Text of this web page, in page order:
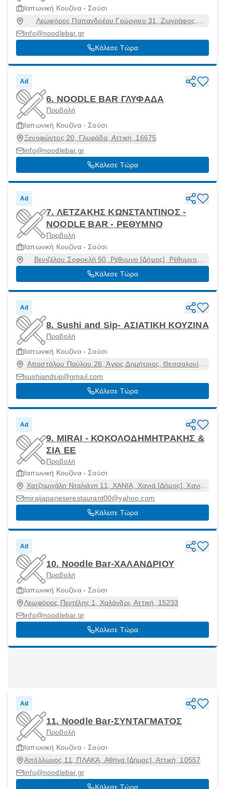
Ιαπωνική Κουζίνα - Σούσι
Λεωφόρος Παπανδρέου Γεώργιου 31, Ζωγράφος,
info@noodlebar.gr
Κάλεσε Τώρα
Ad
6. NOODLE BAR ΓΛΥΦΑΔΑ
Προβολή
Ιαπωνική Κουζίνα - Σούσι
Ξενοφώντος 20, Γλυφάδα, Αττική, 16675
info@noodlebar.gr
Κάλεσε Τώρα
Ad
7. ΛΕΤΖΑΚΗΣ ΚΩΝΣΤΑΝΤΙΝΟΣ -
NOODLE BAR - ΡΕΘΥΜΝΟ
Προβολή
Ιαπωνική Κουζίνα - Σούσι
Βενιζέλου Σοφοκλή 50, Ρέθυμνο [Δήμος], Ρέθυμνο,
74100
Κάλεσε Τώρα
Ad
8. Sushi and Sip- ΑΣΙΑΤΙΚΗ ΚΟΥΖΙΝΑ
Προβολή
Ιαπωνική Κουζίνα - Σούσι
Αποστόλου Παύλου 26, Άγιος Δημήτριος, Θεσσαλονίκη
[Δήμος], Θεσσαλονίκη, 54634
sushiandsip@gmail.com
Κάλεσε Τώρα
Ad
9. MIRAI - ΚΟΚΟΛΟΔΗΜΗΤΡΑΚΗΣ &
ΣΙΑ ΕΕ
Προβολή
Ιαπωνική Κουζίνα - Σούσι
Χατζημιχάλη Νταλιάνη 11, ΧΑΝΙΑ, Χανιά [Δήμος], Χανιά,
73132
miraijapaneserestaurant00@yahoo.com
Κάλεσε Τώρα
Ad
10. Noodle Bar-ΧΑΛΑΝΔΡΙΟΥ
Προβολή
Ιαπωνική Κουζίνα - Σούσι
Λεωφόρος Πεντέλης 1, Χαλάνδρι, Αττική, 15233
info@noodlebar.gr
Κάλεσε Τώρα
Ad
11. Noodle Bar-ΣΥΝΤΑΓΜΑΤΟΣ
Προβολή
Ιαπωνική Κουζίνα - Σούσι
Απόλλωνος 11, ΠΛΑΚΑ, Αθήνα [Δήμος], Αττική, 10557
info@noodlebar.gr
Κάλεσε Τώρα